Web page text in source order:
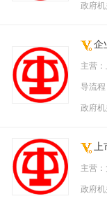
政府
企
主营
导流
政府
主营
政府